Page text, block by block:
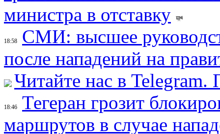
министра в отставку
18:58
СМИ: высшее
после нападений на
Читайте нас в
18:46
Тегеран грозит
маршрутов в случае